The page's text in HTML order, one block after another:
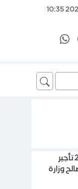
مزاودة رقم 30 / 2023 تأجير
عدد (2) لصالح وزارة